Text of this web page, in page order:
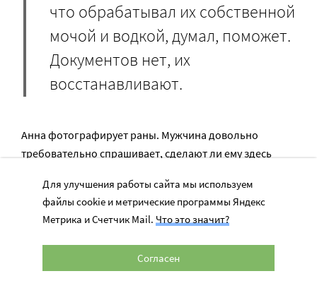
что обрабатывал их собственной
мочой и водкой, думал, поможет.
Документов нет, их
восстанавливают.
Анна фотографирует раны. Мужчина довольно
требовательно спрашивает, сделают ли ему здесь
волонтеры благотворительной организации, а полис
могут сделать только в поликлинике.
И вдруг этот измученный человек меняет тон, почти
по-детски жалуется, что боль бывает просто
Для улучшения работы сайта мы используем
файлы cookie и метрические программы Яндекс
Метрика и Счетчик Mail. Что это значит?
Согласен